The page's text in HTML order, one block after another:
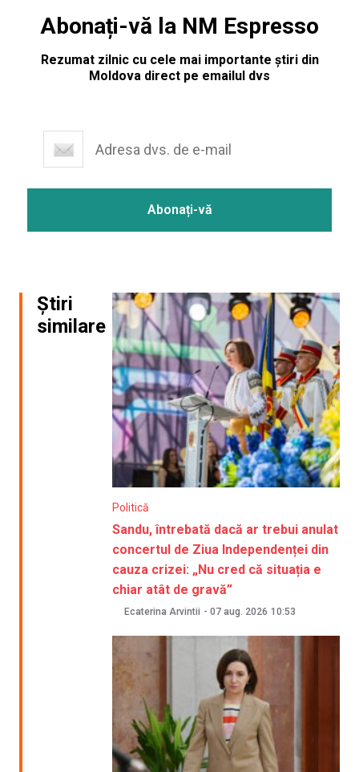
Abonați-vă la NM Espresso
Rezumat zilnic cu cele mai importante știri din
Moldova direct pe emailul dvs
Știri
similare
Politică
Sandu, întrebată dacă ar trebui anulat
concertul de Ziua Independenței din
cauza crizei: „Nu cred că situația e
chiar atât de gravă”
Ecaterina Arvintii - 07 aug. 2026 10:53